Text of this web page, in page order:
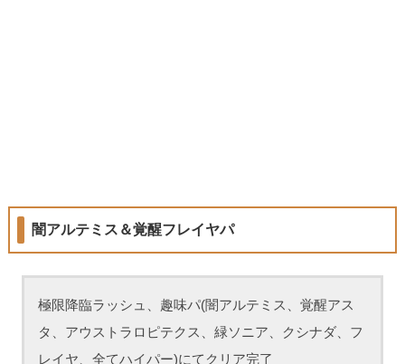
闇アルテミス＆覚醒フレイヤパ
極限降臨ラッシュ、趣味パ(闇アルテミス、覚醒アス
タ、アウストラロピテクス、緑ソニア、クシナダ、フ
レイヤ、全てハイパー)にてクリア完了